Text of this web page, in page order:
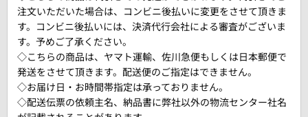
注文いただいた場合は、コンビニ後払いに変更をさせて頂きま
す。コンビニ後払いには、決済代行会社による審査がございま
す。予めご了承ください。
◇こちらの商品は、ヤマト運輸、佐川急便もしくは日本郵便で
発送をさせて頂きます。配送便のご指定はできません。
◇お届け日・お時間帯指定は承っておりません。
◇配送伝票の依頼主名、納品書に弊社以外の物流センター社名